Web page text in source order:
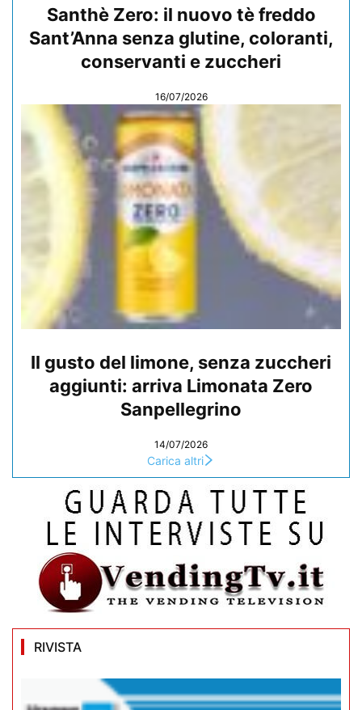
Santhè Zero: il nuovo tè freddo
Sant’Anna senza glutine, coloranti,
conservanti e zuccheri
16/07/2026
Il gusto del limone, senza zuccheri
aggiunti: arriva Limonata Zero
Sanpellegrino
14/07/2026
Carica altri
RIVISTA